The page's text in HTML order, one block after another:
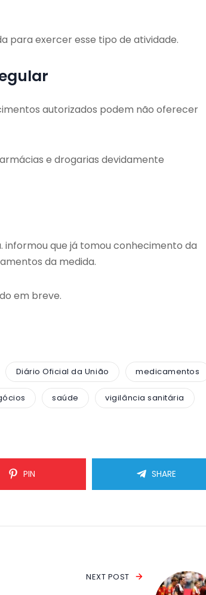
para exercer esse tipo de atividade.
autorizados podem não oferecer
e drogarias devidamente
informou que já tomou conhecimento da
da medida.
em breve.
Diário Oficial da União medicamentos
saúde vigilância sanitária
PIN SHARE
NEXT POST